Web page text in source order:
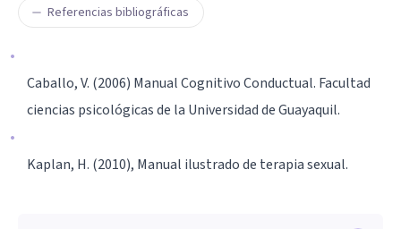
Referencias bibliográficas
Caballo, V. (2006) Manual Cognitivo Conductual. Facultad
ciencias psicológicas de la Universidad de Guayaquil.
Kaplan, H. (2010), Manual ilustrado de terapia sexual.